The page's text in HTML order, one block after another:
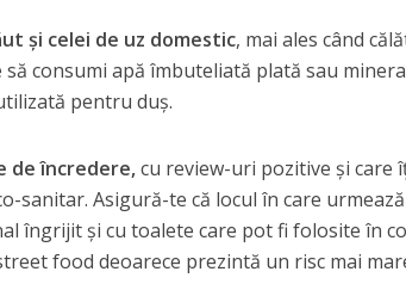
şi celei de uz domestic, mai ales când
consumi apă îmbuteliată plată sau
pentru duş.
de încredere,cu review-uri pozitive şi care
sanitar. Asigură-te că locul în care
îngrijit şi cu toalete care pot fi folosite în
food deoarece prezintă un risc mai